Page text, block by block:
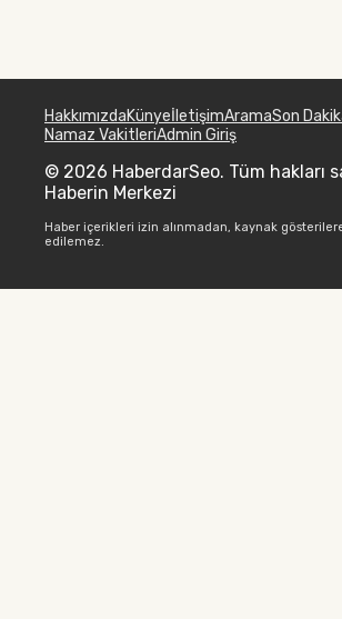
HakkımızdaKünyeİletişimAramaSon
Namaz VakitleriAdmin Giriş
© 2026 HaberdarSeo. Tüm hakları
Haberin Merkezi
Haber içerikleri izin alınmadan, kaynak
edilemez.